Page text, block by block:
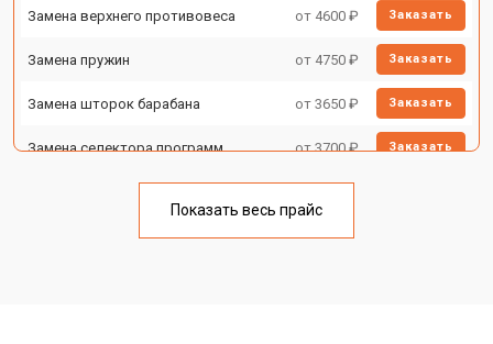
Замена верхнего противовеса от 4600 ₽ Заказать
Замена пружин от 4750 ₽ Заказать
Замена шторок барабана от 3650 ₽ Заказать
Замена селектора программ от 3700 ₽ Заказать
Замена опоры бака от 2800 ₽
Показать весь прайс